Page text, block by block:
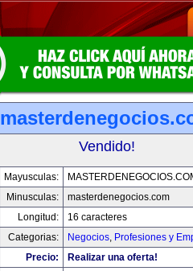
Vendido!
Mayusculas:
Minusculas:
masterdenegocios.com
Longitud:
16 caracteres
Categorias:
Negocios, Profesiones y
Precio:
Realizar una oferta!